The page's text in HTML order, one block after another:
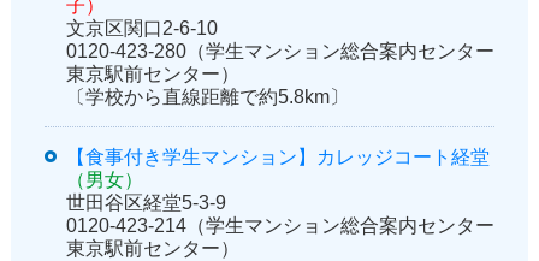
子）
文京区関口2-6-10
0120-423-280（学生マンション総合案内センター
東京駅前センター）
〔学校から直線距離で約5.8km〕
【食事付き学生マンション】カレッジコート経堂
（男女）
世田谷区経堂5-3-9
0120-423-214（学生マンション総合案内センター
東京駅前センター）